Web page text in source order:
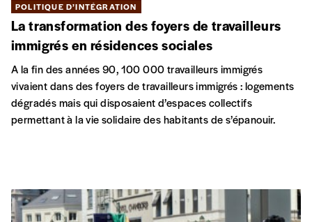
POLITIQUE D’INTÉGRATION
La transformation des foyers de travailleurs
immigrés en résidences sociales
A la fin des années 90, 100 000 travailleurs immigrés
vivaient dans des foyers de travailleurs immigrés : logements
dégradés mais qui disposaient d’espaces collectifs
permettant à la vie solidaire des habitants de s’épanouir.